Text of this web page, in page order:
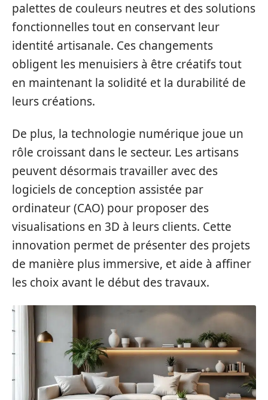
palettes de couleurs neutres et des solutions
fonctionnelles tout en conservant leur
identité artisanale. Ces changements
obligent les menuisiers à être créatifs tout
en maintenant la solidité et la durabilité de
leurs créations.
De plus, la technologie numérique joue un
rôle croissant dans le secteur. Les artisans
peuvent désormais travailler avec des
logiciels de conception assistée par
ordinateur (CAO) pour proposer des
visualisations en 3D à leurs clients. Cette
innovation permet de présenter des projets
de manière plus immersive, et aide à affiner
les choix avant le début des travaux.